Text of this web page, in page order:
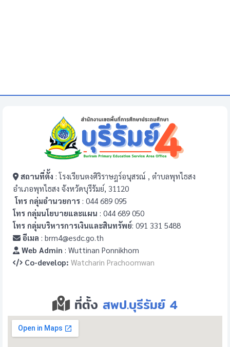
สถานที่ตั้ง : โรงเรียนตงศิริราษฎร์อนุสรณ์ , ตำบลพุทไธสง
อำเภอพุทไธสง จังหวัดบุรีรัมย์, 31120
โทร กลุ่มอำนวยการ : 044 689 095
โทร กลุ่มนโยบายและแผน : 044 689 050
โทร กลุ่มบริหารการเงินและสินทรัพย์: 091 331 5488
อีเมล : brm4@esdc.go.th
Web Admin : Wuttinan Ponnikhom
Co-develop: Watcharin Prachoomwan
ที่ตั้ง สพป.บุรีรัมย์ 4